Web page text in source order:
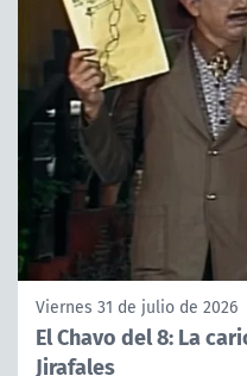
Viernes 31 de julio de 2026
El Chavo del 8: La
Jirafales